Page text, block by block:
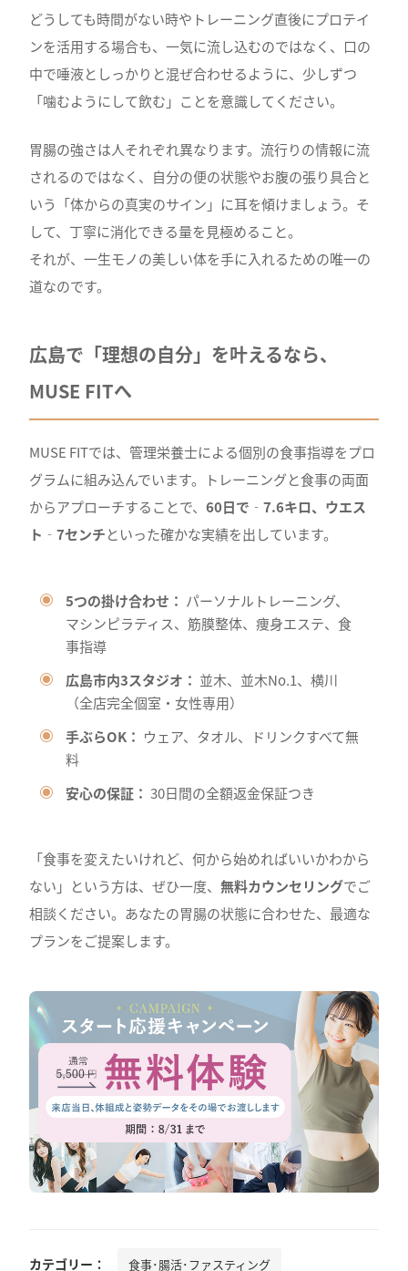
どうしても時間がない時やトレーニング直後にプロテイ
ンを活用する場合も、一気に流し込むのではなく、口の
中で唾液としっかりと混ぜ合わせるように、少しずつ
「噛むようにして飲む」ことを意識してください。
胃腸の強さは人それぞれ異なります。流行りの情報に流
されるのではなく、自分の便の状態やお腹の張り具合と
いう「体からの真実のサイン」に耳を傾けましょう。そ
して、丁寧に消化できる量を見極めること。
それが、一生モノの美しい体を手に入れるための唯一の
道なのです。
広島で「理想の自分」を叶えるなら、
MUSE FITへ
MUSE FITでは、管理栄養士による個別の食事指導をプロ
グラムに組み込んでいます。トレーニングと食事の両面
からアプローチすることで、60日で‐7.6キロ、ウエス
ト‐7センチといった確かな実績を出しています。
5つの掛け合わせ： パーソナルトレーニング、
マシンピラティス、筋膜整体、痩身エステ、食
事指導
広島市内3スタジオ： 並木、並木No.1、横川
（全店完全個室・女性専用）
手ぶらOK： ウェア、タオル、ドリンクすべて無
料
安心の保証： 30日間の全額返金保証つき
「食事を変えたいけれど、何から始めればいいかわから
ない」という方は、ぜひ一度、無料カウンセリングでご
相談ください。あなたの胃腸の状態に合わせた、最適な
プランをご提案します。
カテゴリー： 食事･腸活･ファスティング